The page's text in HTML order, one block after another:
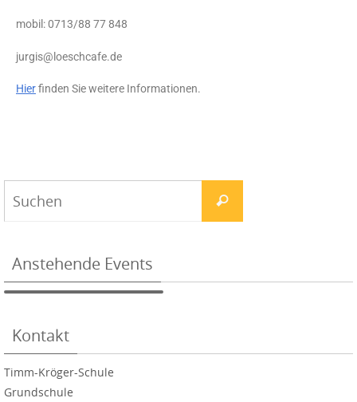
mobil: 0713/88 77 848
jurgis@loeschcafe.de
Hierfinden Sie weitere Informationen.
Anstehende Events
Kontakt
Timm-Kröger-Schule
Grundschule